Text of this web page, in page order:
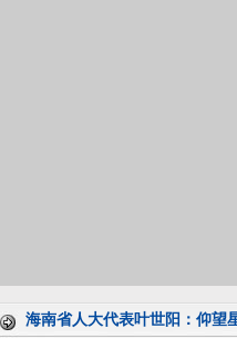
海南省人大代表叶世阳：仰望